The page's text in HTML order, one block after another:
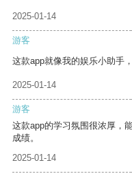
2025-01-14
游客
这款app就像我的娱乐小助手
2025-01-14
游客
这款app的学习氛围很浓厚，
成绩。
2025-01-14